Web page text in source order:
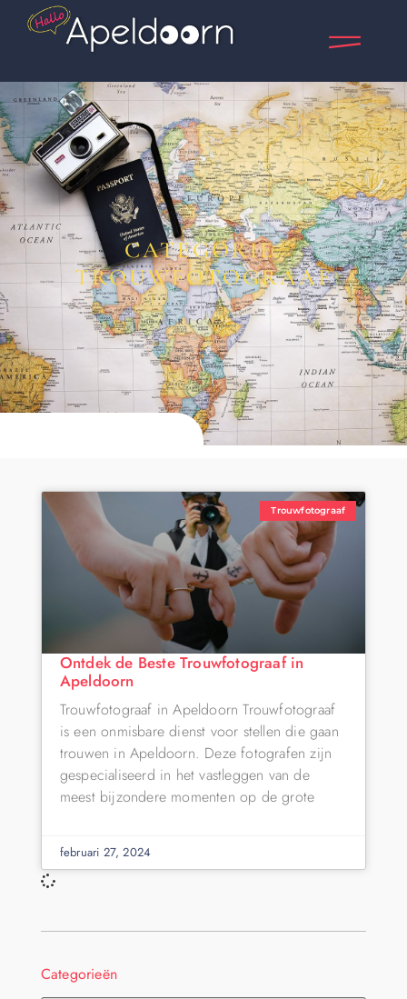
CATEGORIE:
TROUWFOTOGRAAF
Categorieën
Trouwfotograaf
Ontdek de Beste Trouwfotograaf in
Apeldoorn
Trouwfotograaf in Apeldoorn Trouwfotograaf
is een onmisbare dienst voor stellen die gaan
trouwen in Apeldoorn. Deze fotografen zijn
gespecialiseerd in het vastleggen van de
meest bijzondere momenten op de grote
februari 27, 2024